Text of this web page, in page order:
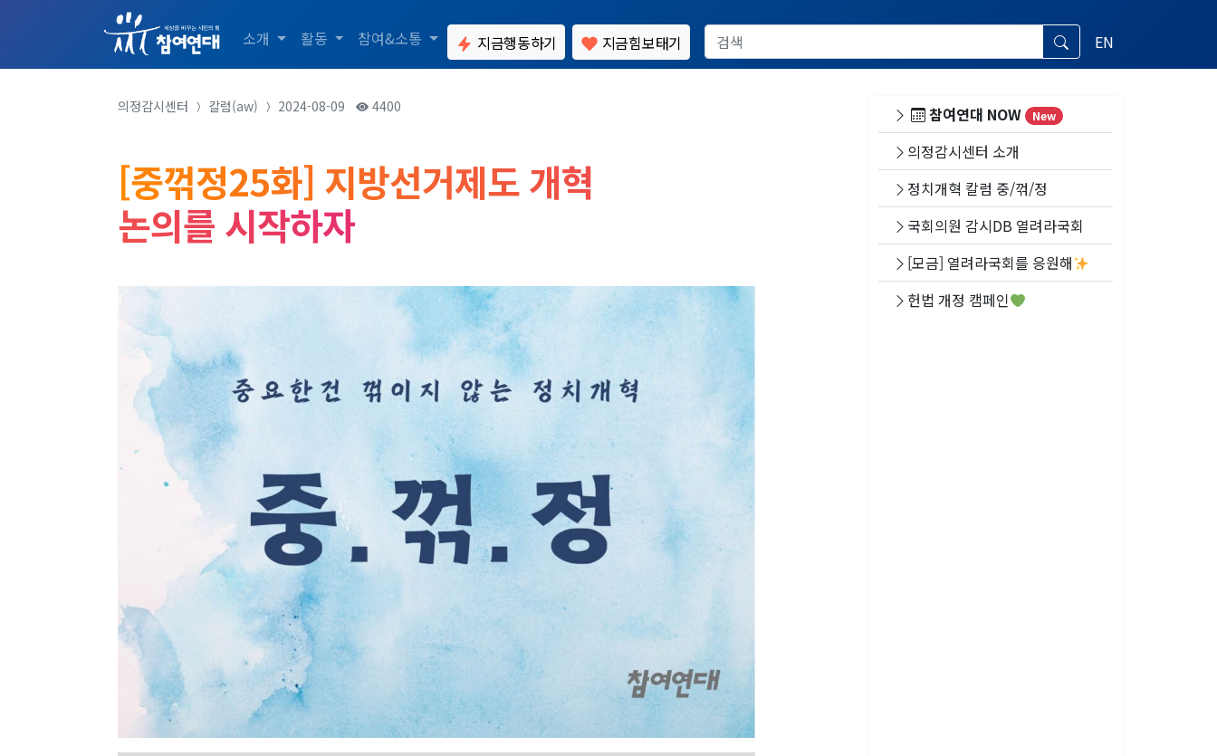
소개 활동 참여&소통 지금행동하기 지금힘보태기 EN
의정감시센터 칼럼(aw) 2024-08-09 4400
[중꺾정25화] 지방선거제도 개혁
논의를 시작하자
참여연대 NOW New
의정감시센터 소개
정치개혁 칼럼 중/꺾/정
국회의원 감시DB 열려라국회
[모금] 열려라국회를 응원해
헌법 개정 캠페인